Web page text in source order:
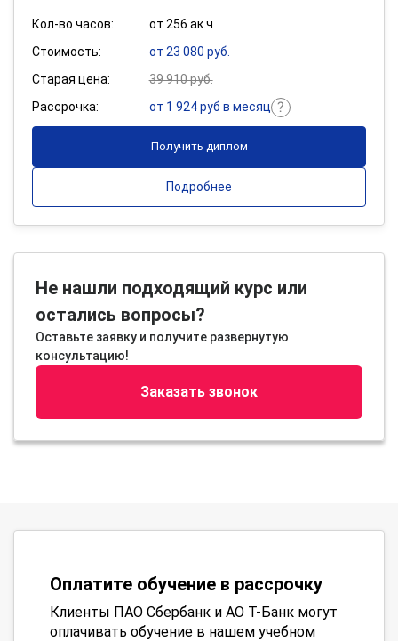
Кол-во часов:
от 256 ак.ч
Стоимость:
от 23 080 руб.
Старая цена:
39 910 руб.
Рассрочка:
от 1 924 руб в месяц
Получить диплом
Подробнее
Не нашли подходящий курс или
остались вопросы?
Оставьте заявку и получите развернутую
консультацию!
Заказать звонок
Оплатите обучение в рассрочку
Клиенты ПАО Сбербанк и АО Т-Банк могут
оплачивать обучение в нашем учебном